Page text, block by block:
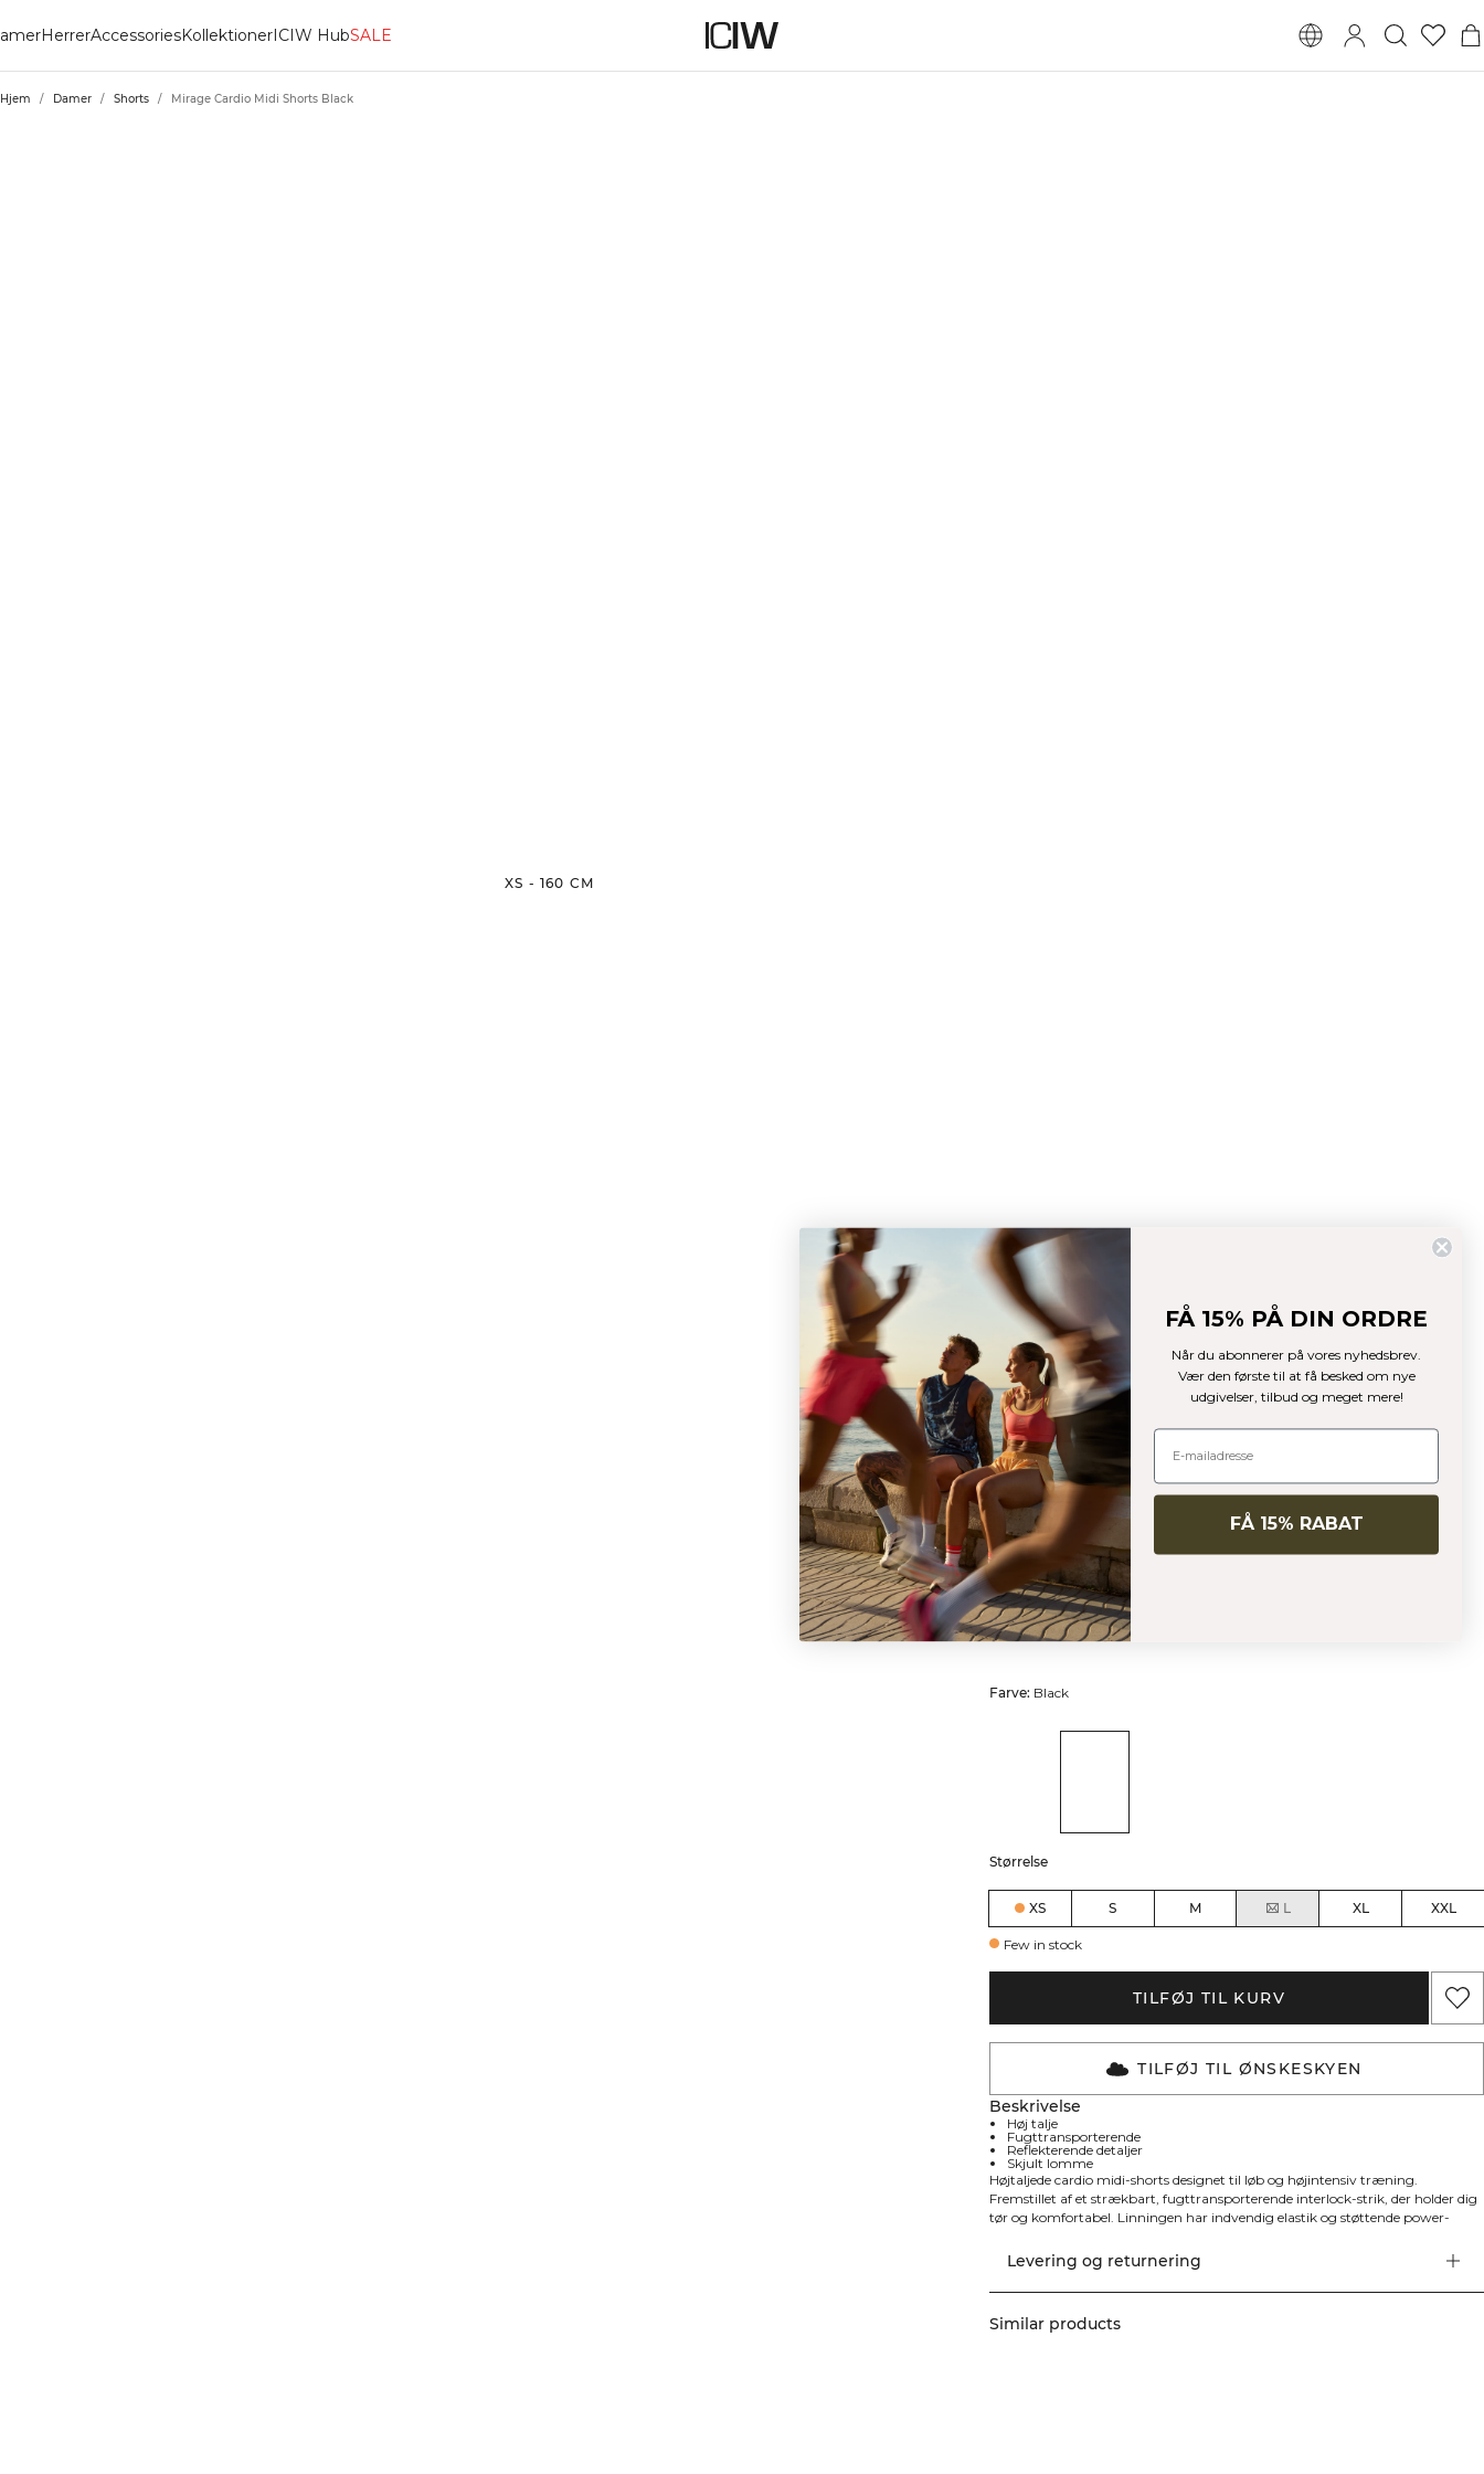
HerrerAccessoriesKollektionerICIW HubSALE
Hjem / Damer / Shorts / Mirage Cardio Midi Shorts Black
XS - 160 CM
Mirage Cardio Midi Shorts Black
Mirage Collection
399 DKK499 DKK
Højtaljede midi-løbeshorts med støtte og reflekterende detaljer.
Farve: Black
Størrelse
XS S M L XL XXL
Few in stock
TILFØJ TIL KURV
TILFØJ TIL ØNSKESKYEN
Beskrivelse
Høj talje
Fugttransporterende
Reflekterende detaljer
Skjult lomme
Højtaljede cardio midi-shorts designet til løb og højintensiv træning.
Fremstillet af et strækbart, fugttransporterende interlock-strik, der holder dig
tør og komfortabel. Linningen har indvendig elastik og støttende power-
sting giver fuld bevægelsesfrihed, mens reflekterende prikker i siderne og et
reflekterende ICIW-logo forbedrer synligheden i svagt lys. En usynlig lomme
på indersiden af baglinningen holder små nødvendigheder sikre. Indersøm ca.
75% polyamid, 25% elastan.
Levering og returnering
Similar products
FÅ 15% PÅ DIN ORDRE
Når du abonnerer på vores nyhedsbrev.
Vær den første til at få besked om nye
udgivelser, tilbud og meget mere!
FÅ 15% RABAT